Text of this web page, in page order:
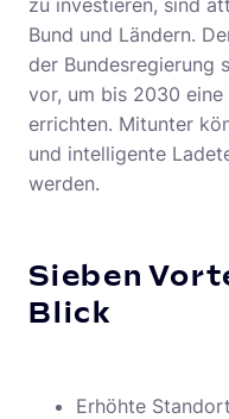
zu investieren, sind
Bund und Ländern.
der Bundesregierung
vor, um bis 2030
errichten. Mitunter
und intelligente
werden.
Sieben
Blick
Erhöhte